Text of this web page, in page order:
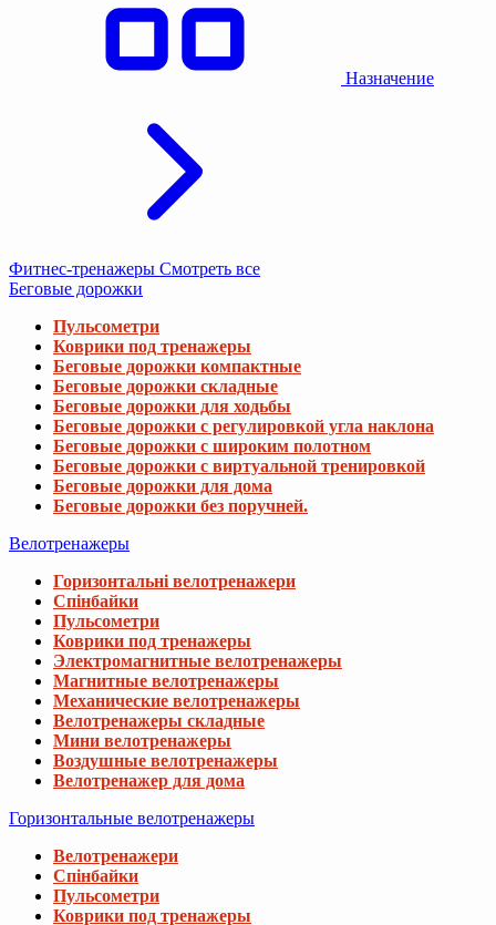
Назначение
Фитнес-тренажеры Смотреть все
Беговые дорожки
Пульсометри
Коврики под тренажеры
Беговые дорожки компактные
Беговые дорожки складные
Беговые дорожки для ходьбы
Беговые дорожки с регулировкой угла наклона
Беговые дорожки с широким полотном
Беговые дорожки с виртуальной тренировкой
Беговые дорожки для дома
Беговые дорожки без поручней.
Велотренажеры
Горизонтальні велотренажери
Спінбайки
Пульсометри
Коврики под тренажеры
Электромагнитные велотренажеры
Магнитные велотренажеры
Механические велотренажеры
Велотренажеры складные
Мини велотренажеры
Воздушные велотренажеры
Велотренажер для дома
Горизонтальные велотренажеры
Велотренажери
Спінбайки
Пульсометри
Коврики под тренажеры